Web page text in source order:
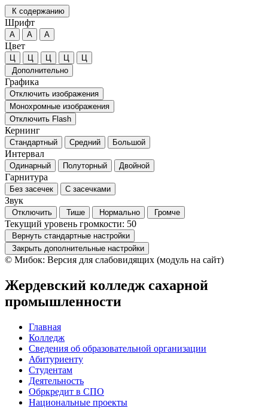
К содержанию
Шрифт
А А А
Цвет
Ц Ц Ц Ц
Ц
Дополнительно
Графика
Отключить изображения
Монохромные изображения
Отключить Flash
Кернинг
Стандартный Средний Большой
Интервал
Одинарный Полуторный Двойной
Гарнитура
Без засечек С засечками
Звук
Отключить Тише Нормально Громче
Текущий уровень громкости: 50
Вернуть стандартные настройки
Закрыть дополнительные настройки
© Мибок: Версия для слабовидящих (модуль на сайт)
Жердевский колледж сахарной
промышленности
Главная
Колледж
Сведения об образовательной организации
Абитуриенту
Студентам
Деятельность
Обркредит в СПО
Национальные проекты